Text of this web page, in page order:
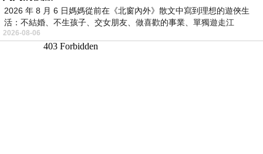
2026 年 8 月 6 日媽媽從前在《北窗內外》散文中寫到理想的遊俠生
活：不結婚、不生孩子、交女朋友、做喜歡的事業、單獨遊走江
湖⋯⋯，
2026-08-06